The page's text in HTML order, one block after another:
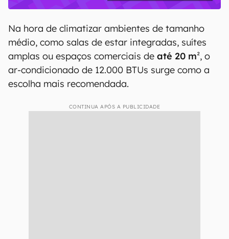
Na hora de climatizar ambientes de tamanho
médio, como salas de estar integradas, suítes
amplas ou espaços comerciais de até 20 m², o
ar-condicionado de 12.000 BTUs surge como a
escolha mais recomendada.
CONTINUA APÓS A PUBLICIDADE